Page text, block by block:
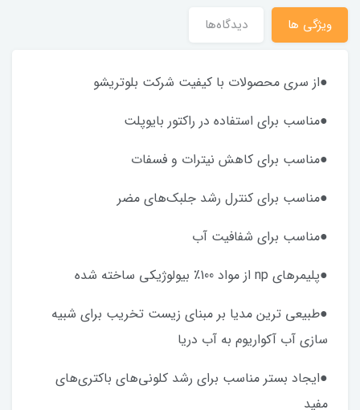
ویژگی ها دیدگاه‌ها
●از سری محصولات با کیفیت شرکت بلوتریشو
●مناسب برای استفاده در راکتور بایوپلت
●مناسب برای کاهش نیترات و فسفات
●مناسب برای کنترل رشد جلبک‌های مضر
●مناسب برای شفافیت آب
●پلیمرهای np از مواد 100٪ بیولوژیکی ساخته شده
●طبیعی ترین مدیا بر مبنای زیست تخریب برای شبیه
سازی آب آکواریوم به آب دریا
●ایجاد بستر مناسب برای رشد کلونی‌های باکتری‌های
مفید